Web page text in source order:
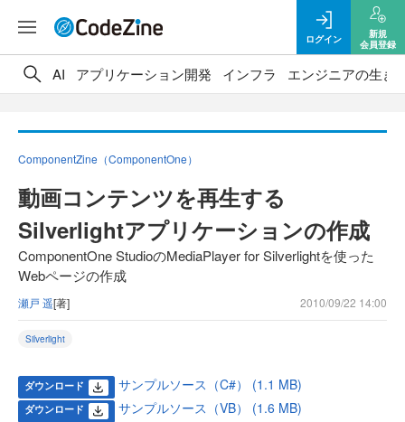
ログイン
新規
会員登録
AI アプリケーション開発 インフラ エンジニアの生き
ComponentZine（ComponentOne）
動画コンテンツを再生する
Silverlightアプリケーションの作成
ComponentOne StudioのMediaPlayer for Silverlightを使った
Webページの作成
瀬戸 遥[著] 2010/09/22 14:00
Silverlight
ダウンロード サンプルソース（C#） (1.1 MB)
ダウンロード サンプルソース（VB） (1.6 MB)